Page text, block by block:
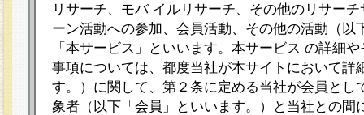
リサーチ、モバ イルリサーチ、その他のリサー
ーン活動への参加、会員活動、その他の活動（以
「本サービス」といいます。本サービス の詳細
事項については、都度当社が本サイトにおいて詳
す。）に関して、第２条に定める当社が会員とし
象者（以下「会員」といいます。）と当社との間